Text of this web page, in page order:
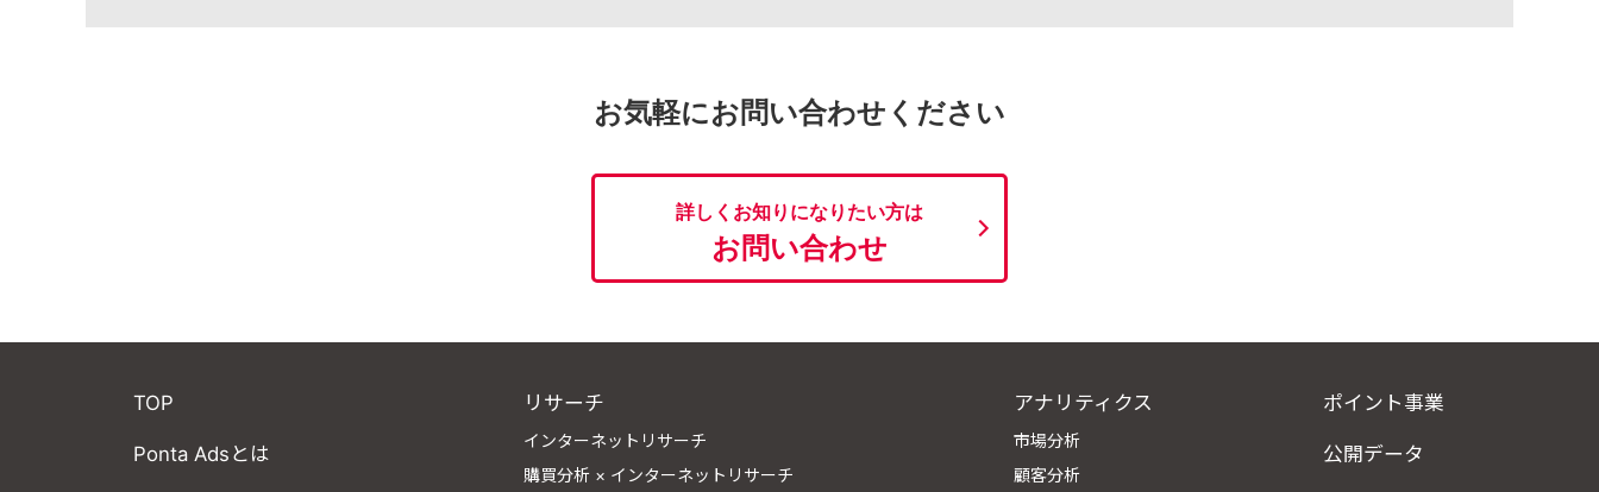
お気軽にお問い合わせください
詳しくお知りになりたい方は
お問い合わせ
TOP
Ponta Adsとは
リサーチ
インターネットリサーチ
購買分析 × インターネットリサーチ
アナリティクス
市場分析
顧客分析
ポイント事業
公開データ